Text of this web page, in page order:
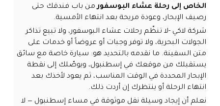
الخاص إلى رحلة عشاء البوسفورمن باب فندقك حتى
رصيف الإبحار، وعودة مريحة بعد انتهاء الأمسية.
شركة لاكي -لا تنظّم رحلات عشاء البوسفور، ولا تبيع تذاكر
الجولات البحرية، ولا توفر وجبات أو عروضاً أو خدمات على
متن السفينة. ما نقدمه بالتحديد هو: سيارة خاصة مع سائق
يستقبلك من موقعك في إسطنبول، ويوصّلك إلى نقطة
الإبحار المحددة في الوقت المناسب، ثم يعود لأخذك بعد
انتهاء الرحلة أو ينتظرك إن أردت ذلك.
نعلم أن إيجاد وسيلة نقل موثوقة في مساء إسطنبول — لا